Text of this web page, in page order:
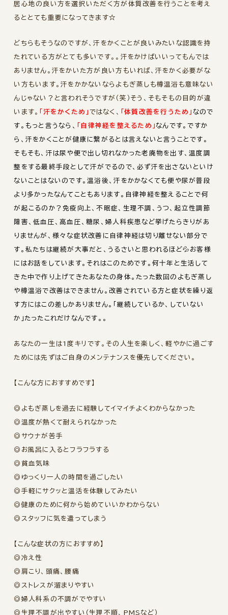
居心地の良い方を選択いただく方が体質改善を行うことを考え
るととても重要になってきます☆
どちらもそうなのですが、汗をかくことが良いみたいな認識を持
たれている方がとても多いです。。汗をかけばいいってもんでは
ありません。汗をかいた方が良い方もいれば、汗をかく必要がな
い方もいます。汗をかかないならよもぎ蒸しも樽温浴も意味ない
んじゃない？と言われそうですが（笑）そう、そもそもの目的が違
います。 「汗をかくため」 ではなく、 「体質改善を行うため」 なので
す。もっと言うなら、 「自律神経を整えるため」なんです。ですか
ら、汗をかくことが健康に繋がるとは言えないと言うことです。
そもそも、汗は尿や便で出し切れなかった老廃物を出す、温度調
整をする最終手段として汗がでるので、必ず汗を出さないといけ
ないことはないのです。温浴後、汗をかかなくても便や尿が普段
より多かったなんてこともあります。自律神経を整えることで何
が起こるのか？免疫向上、不眠症、生理不調、うつ、起立性調節
障害、低血圧、高血圧、糖尿、婦人科疾患など挙げたらきりがあ
りませんが、様々な症状改善に自律神経は切り離せない部分で
す。私たちは継続が大事だと、うるさいと思われるほど💦お客様
にはお話をしています。それはこのためです。何十年と生活して
きた中で作り上げてきたあなたの身体。たった数回のよもぎ蒸し
や樽温浴で改善はできません。改善されている方と症状を繰り返
す方にはこの差しかありません。「継続しているか、していない
か」たったこれだけなんです。。
あなたの一生は1度キリです。その人生を楽しく、軽やかに過ごす
ためには先ずはご自身のメンテナンスを優先してください。
【こんな方におすすめです】
◎よもぎ蒸しを過去に経験してイマイチよくわからなかった
◎温度が熱くて耐えられなかった
◎サウナが苦手
◎お風呂に入るとフラフラする
◎貧血気味
◎ゆっくり一人の時間を過ごしたい
◎手軽にサクッと温活を体験してみたい
◎健康のために何から始めていいかわからない
◎スタッフに気を遣ってしまう
【こんな症状の方におすすめ】
◎冷え性
◎肩こり、頭痛、腰痛
◎ストレスが溜まりやすい
◎婦人科系の不調がでやすい
◎生理不調が出やすい（生理不順、PMSなど）